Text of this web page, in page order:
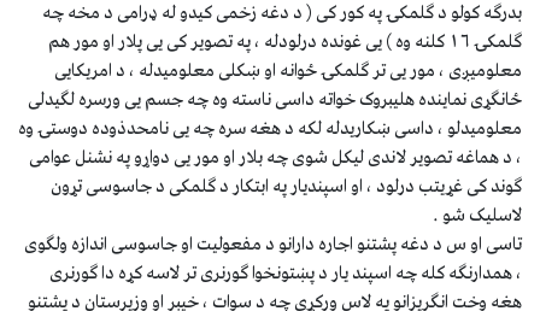
بدرګه کولو د ګلمکۍ په کور کی ( د دغه زخمی کیدو له ډرامی د مخه چه
ګلمکۍ ۱۶ کلنه وه ) یی غونده درلودله ، په تصویر کی یی پلار او مور هم
معلومیږی ، مور یی تر ګلمکۍ ځوانه او ښکلی معلومیدله ، د امریکایی
ځانګړی نماینده هلیبروک خواته داسی ناسته وه چه جسم یی ورسره لګیدلی
معلومیدلو ، داسی ښکاریدله لکه د هغه سره چه یی نامحدذوده دوستۍ وه
، د هماغه تصویر لاندی لیکل شوی چه بلار او مور یی دواړو په نشنل عوامی
ګوند کی غړیتب درلود ، او اسپندیار په ابتکار د ګلمکی د جاسوسی تړون
لاسلیک شو .
تاسی او س د دغه پشتنو اجاره دارانو د مفعولیت او جاسوسی اندازه ولګوی
، همدارنګه کله چه اسپند یار د پښتونخوا ګورنری تر لاسه کړه دا ګورنری
هغه وخت انګریزانو په لاس ورکړی چه د سوات ، خیبر او وزیرستان د پشتنو